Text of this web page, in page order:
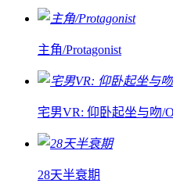
主角/Protagonist
宅男VR: 仰卧起坐与吻/
28天半衰期